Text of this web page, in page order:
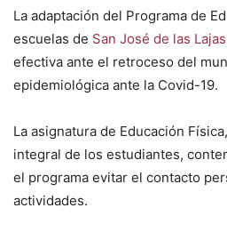
La adaptación del Programa de
escuelas de San José de las Lajas
efectiva ante el retroceso del
epidemiológica ante la Covid-19.
La asignatura de Educación
integral de los estudiantes,
el programa evitar el contacto
actividades.